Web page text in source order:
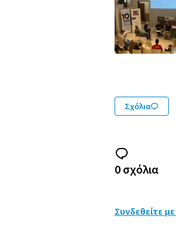
Σχόλια
0 σχόλια
Συνδεθείτε